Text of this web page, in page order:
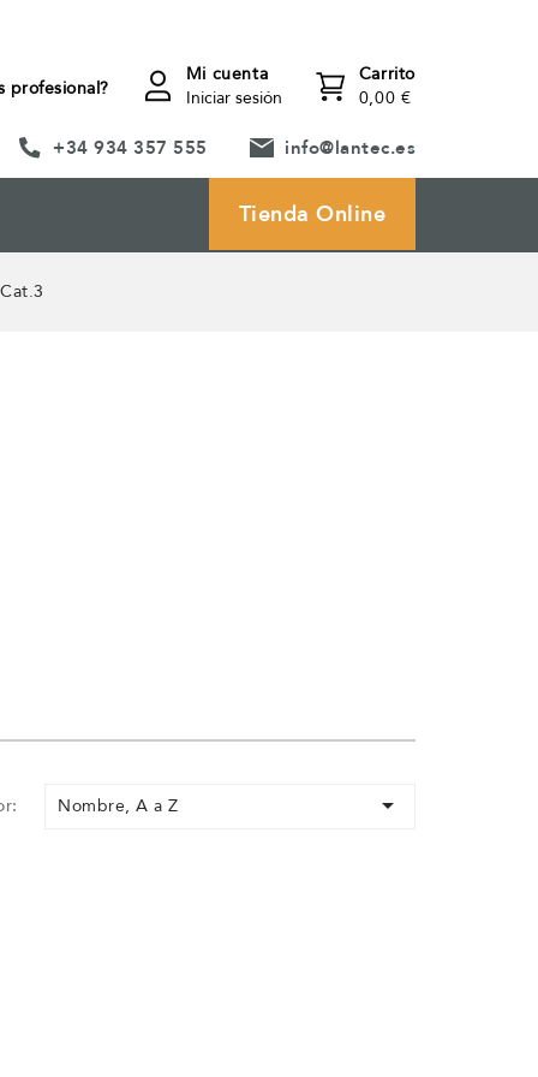
Carrito
0,00 €
Mi cuenta
Iniciar sesión
profesional?
+34 934 357 555 info@lantec.es
Tienda Online
Nombre, A a Z 